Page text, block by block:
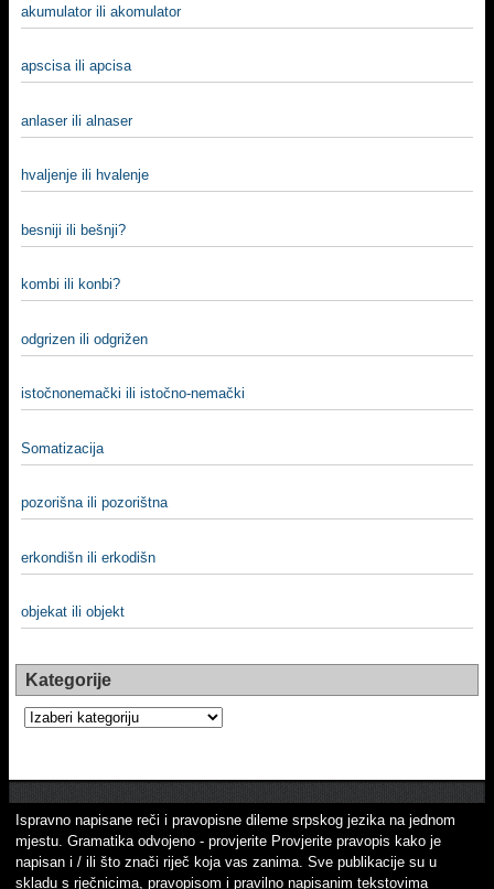
akumulator ili akomulator
apscisa ili apcisa
anlaser ili alnaser
hvalјenje ili hvalenje
besniji ili bešnji?
kombi ili konbi?
odgrizen ili odgrižen
istočnonemački ili istočno-nemački
Somatizacija
pozorišna ili pozorištna
erkondišn ili erkodišn
objekat ili objekt
Kategorije
Kategorije
Ispravno napisane reči i pravopisne dileme srpskog jezika na jednom
mjestu. Gramatika odvojeno - provjerite Provjerite pravopis kako je
napisan i / ili što znači riječ koja vas zanima. Sve publikacije su u
skladu s rječnicima, pravopisom i pravilno napisanim tekstovima